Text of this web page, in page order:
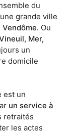
du
grande ville
Ou
Mer,
un
domicile
est un
un service à
retraités
les actes